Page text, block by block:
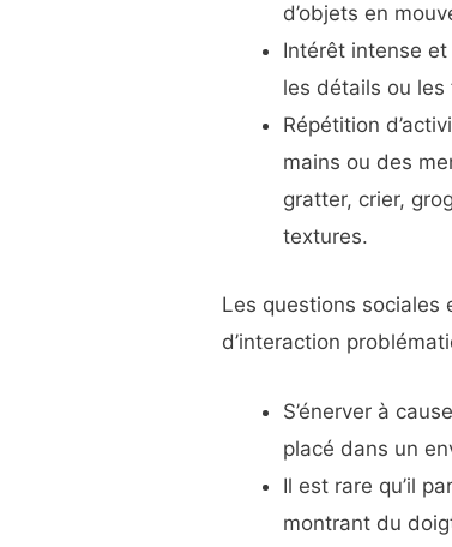
d’objets en
Intérêt intense
les détails ou les
Répétition
mains ou des
gratter, crier,
textures.
Les questions sociales
d’interaction
S’énerver à
placé dans un
Il est rare qu’il
montrant du